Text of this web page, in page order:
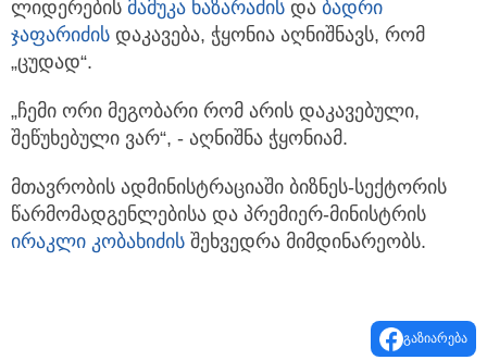
ლიდერების მამუკა ხაზარაძის და ბადრი
ჯაფარიძის დაკავება, ჭყონია აღნიშნავს, რომ
„ცუდად“.
„ჩემი ორი მეგობარი რომ არის დაკავებული,
შეწუხებული ვარ“, - აღნიშნა ჭყონიამ.
მთავრობის ადმინისტრაციაში ბიზნეს-სექტორის
წარმომადგენლებისა და პრემიერ-მინისტრის
ირაკლი კობახიძის შეხვედრა მიმდინარეობს.
გაზიარება